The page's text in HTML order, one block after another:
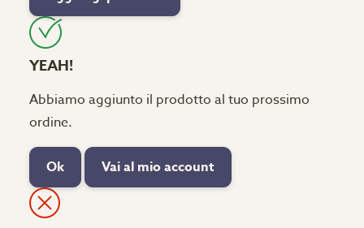
YEAH!
Abbiamo aggiunto il prodotto al tuo prossimo
ordine.
Ok Vai al mio account